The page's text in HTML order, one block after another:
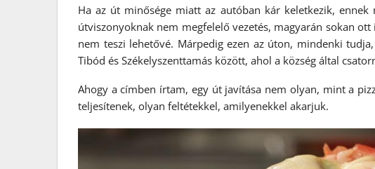
Ha az út minősége miatt az autóban kár keletkezik,
útviszonyoknak nem megfelelő vezetés, magyarán sokan
nem teszi lehetővé. Márpedig ezen az úton, mindenki
Tibód és Székelyszenttamás között, ahol a község által
Ahogy a címben írtam, egy út javítása nem olyan, mint a
teljesítenek, olyan feltétekkel, amilyenekkel akarjuk.